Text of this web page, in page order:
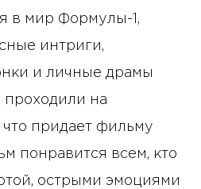
в мир Формулы-1,
интриги,
и личные драмы
на
что придает фильму
понравится всем, кто
острыми эмоциями